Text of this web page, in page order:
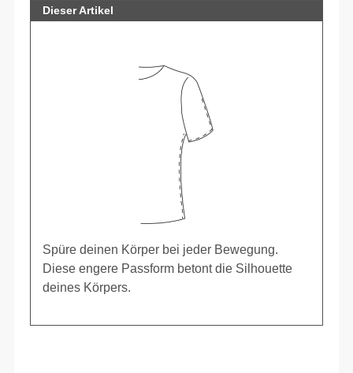
Dieser Artikel
Spüre deinen Körper bei jeder Bewegung.
Diese engere Passform betont die Silhouette
deines Körpers.